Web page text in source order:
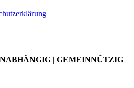
| GEMEINNÜTZIG